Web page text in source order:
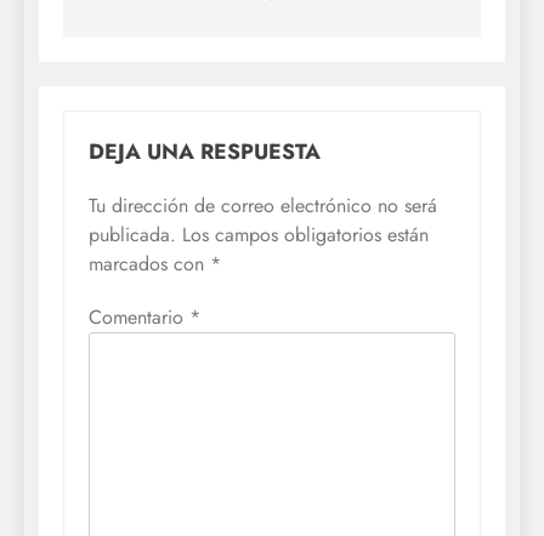
DEJA UNA RESPUESTA
Tu dirección de correo electrónico no será
publicada. Los campos obligatorios están
marcados con *
Comentario *